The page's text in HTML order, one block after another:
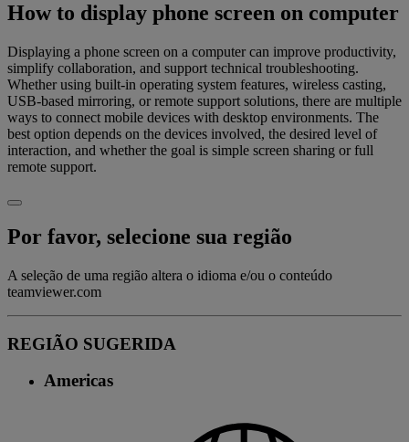
How to display phone screen on computer
Displaying a phone screen on a computer can improve productivity,
simplify collaboration, and support technical troubleshooting.
Whether using built-in operating system features, wireless casting,
USB-based mirroring, or remote support solutions, there are multiple
ways to connect mobile devices with desktop environments. The
best option depends on the devices involved, the desired level of
interaction, and whether the goal is simple screen sharing or full
remote support.
Por favor, selecione sua região
A seleção de uma região altera o idioma e/ou o conteúdo
teamviewer.com
REGIÃO SUGERIDA
Americas